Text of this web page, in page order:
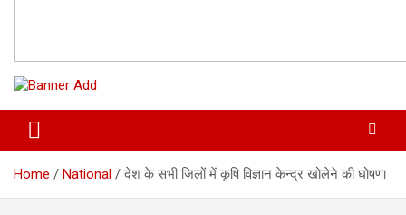
Home National देश के सभी जिलों में कृषि विज्ञान केन्‍द्र खोलेने की घोषणा